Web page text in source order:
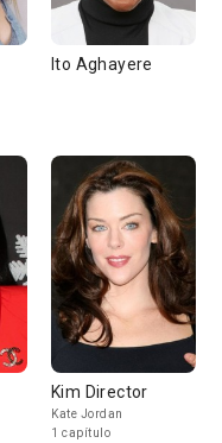
Ito Aghayere
Kim Director
Kate Jordan
1 capítulo